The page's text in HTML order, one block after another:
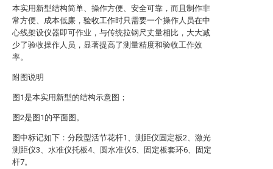
本实用新型结构简单、操作方便、安全可靠，而且制作非
常方便、成本低廉，验收工作时只需要一个操作人员在中
心线架设仪器即可作业，与传统拉钢尺丈量相比，大大减
少了验收操作人员，显著提高了测量精度和验收工作效
率。
附图说明
图1是本实用新型的结构示意图；
图2是图1的平面图。
图中标记如下：分段型活节花杆1、测距仪固定板2、激光
测距仪3、水准仪托板4、圆水准仪5、固定板套环6、固定
杆7。